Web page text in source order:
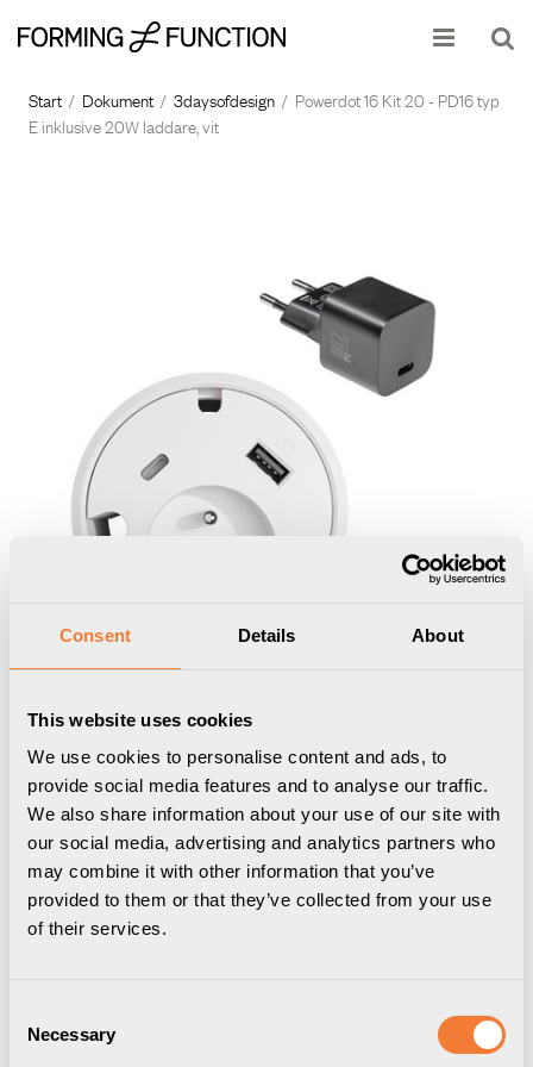
Consent Details About
This website uses cookies
We use cookies to personalise content and ads, to
provide social media features and to analyse our traffic.
We also share information about your use of our site with
our social media, advertising and analytics partners who
may combine it with other information that you’ve
provided to them or that they’ve collected from your use
of their services.
Selection
Necessary
Start / Dokument / 3daysofdesign / Powerdot 16 Kit 20 - PD16 typ
E inklusive 20W laddare, vit
Powerdot 16 Kit 20
PD16 typ E inklusive 20W laddare, vit
9702311601
Med det integrerade bordsuttaget Powerdot har du tillgång till el,